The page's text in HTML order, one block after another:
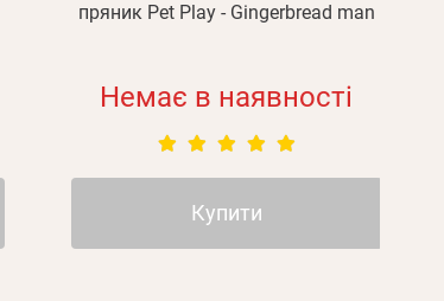
пряник Pet Play - Gingerbread man
Немає в наявності
Купити